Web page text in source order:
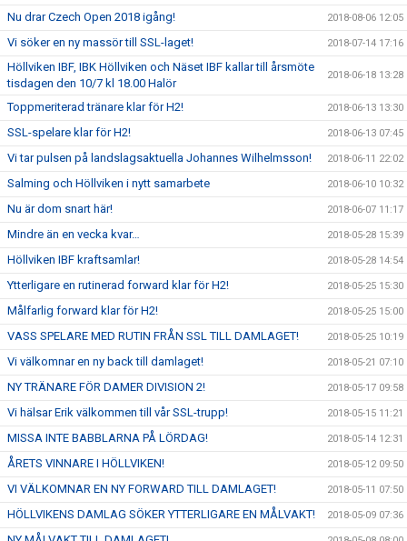
Nu drar Czech Open 2018 igång! 2018-08-06 12:05
Vi söker en ny massör till SSL-laget! 2018-07-14 17:16
Höllviken IBF, IBK Höllviken och Näset IBF kallar till årsmöte
tisdagen den 10/7 kl 18.00 Halör
2018-06-18 13:28
Toppmeriterad tränare klar för H2! 2018-06-13 13:30
SSL-spelare klar för H2! 2018-06-13 07:45
Vi tar pulsen på landslagsaktuella Johannes Wilhelmsson! 2018-06-11 22:02
Salming och Höllviken i nytt samarbete 2018-06-10 10:32
Nu är dom snart här! 2018-06-07 11:17
Mindre än en vecka kvar… 2018-05-28 15:39
Höllviken IBF kraftsamlar! 2018-05-28 14:54
Ytterligare en rutinerad forward klar för H2! 2018-05-25 15:30
Målfarlig forward klar för H2! 2018-05-25 15:00
VASS SPELARE MED RUTIN FRÅN SSL TILL DAMLAGET! 2018-05-25 10:19
Vi välkomnar en ny back till damlaget! 2018-05-21 07:10
NY TRÄNARE FÖR DAMER DIVISION 2! 2018-05-17 09:58
Vi hälsar Erik välkommen till vår SSL-trupp! 2018-05-15 11:21
MISSA INTE BABBLARNA PÅ LÖRDAG! 2018-05-14 12:31
ÅRETS VINNARE I HÖLLVIKEN! 2018-05-12 09:50
VI VÄLKOMNAR EN NY FORWARD TILL DAMLAGET! 2018-05-11 07:50
HÖLLVIKENS DAMLAG SÖKER YTTERLIGARE EN MÅLVAKT! 2018-05-09 07:36